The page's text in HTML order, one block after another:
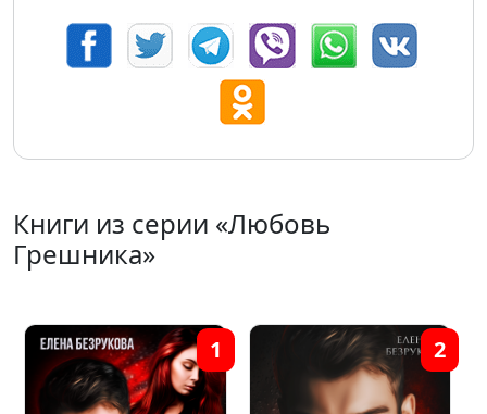
Книги из серии «Любовь
Грешника»
1 2